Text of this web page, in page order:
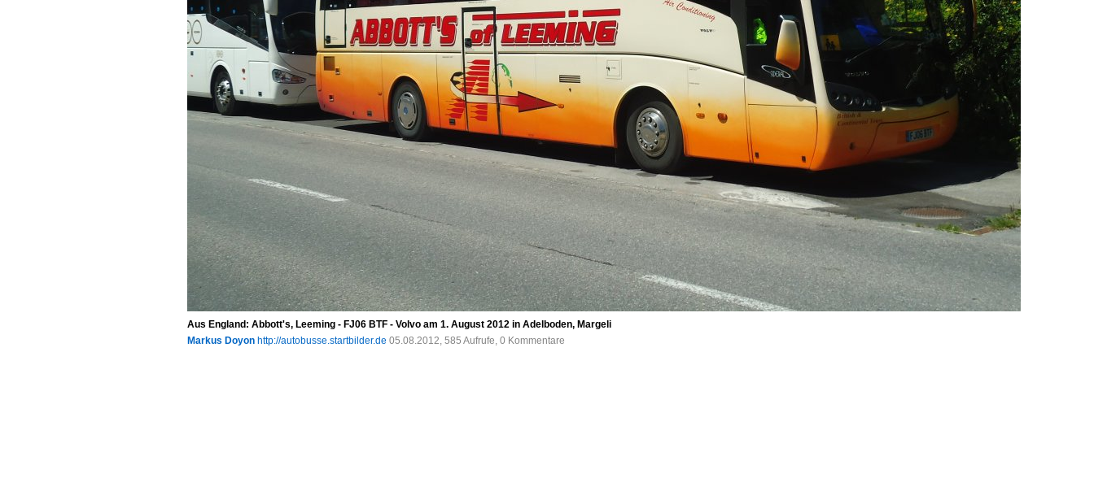
Aus England: Abbott's, Leeming - FJ06 BTF - Volvo am 1. August 2012 in Adelboden, Margeli
Markus Doyon http://autobusse.startbilder.de 05.08.2012, 585 Aufrufe, 0 Kommentare